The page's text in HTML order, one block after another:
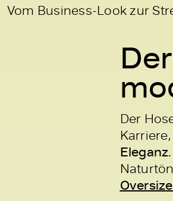
Vom Business-Look zur
Der
Eleganz.